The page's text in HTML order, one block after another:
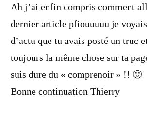
Ah j’ai enfin compris comment
dernier article pfiouuuuu je
d’actu que tu avais posté un truc
toujours la même chose sur ta
suis dure du « comprenoir » !! 🙂
Bonne continuation Thierry